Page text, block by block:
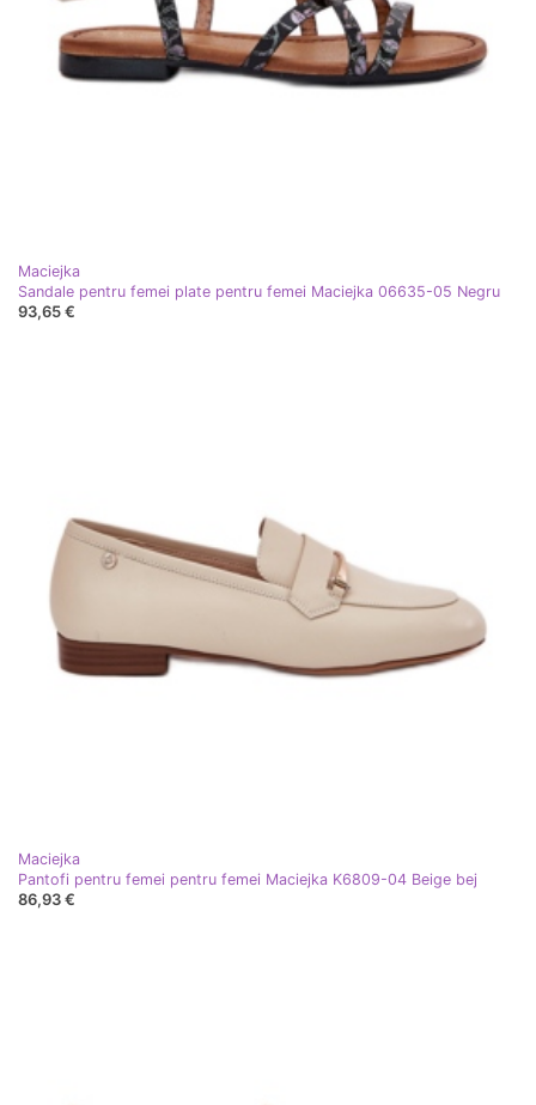
Maciejka
Sandale pentru femei plate pentru femei Maciejka 06635-05 Negru
93,65 €
Maciejka
Pantofi pentru femei pentru femei Maciejka K6809-04 Beige bej
86,93 €